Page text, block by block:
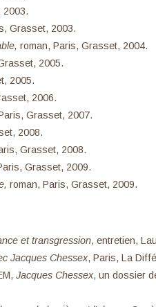
2003.
Grasset, 2003.
roman, Paris, Grasset, 2004.
2005.
2005.
2006.
Grasset, 2007.
2008.
Grasset, 2008.
Grasset, 2009.
roman, Paris, Grasset, 2009.
et transgression, entretien,
Jacques Chessex, Paris, La
Jacques Chessex, un dossier